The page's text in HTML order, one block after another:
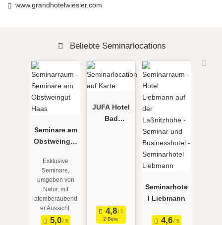
www.grandhotelwiesler.com
Beliebte Seminarlocations
Seminare am
Obstweingut
Exklusive
Seminare,
umgeben von
Natur, mit
atemberaubend
er Aussicht.
JUFA Hotel
Bad
2 Bew.
Seminarhote
l Liebmann